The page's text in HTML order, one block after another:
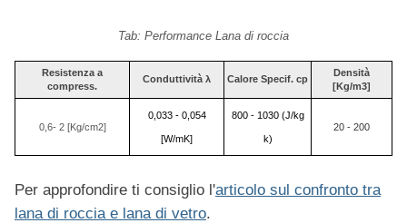
Tab: Performance Lana di roccia
Resistenza a
compress.
Conduttività λ Calore Specif. cp
Densità
[Kg/m3]
0,6- 2 [Kg/cm2]
0,033 - 0,054
[W/mK]
800 - 1030 (J/kg
k)
20 - 200
Per approfondire ti consiglio l'articolo sul confronto tra
lana di roccia e lana di vetro.